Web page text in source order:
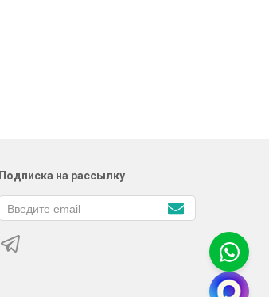
Подписка на рассылку